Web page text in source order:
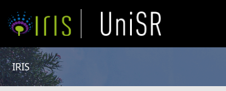
IRIS